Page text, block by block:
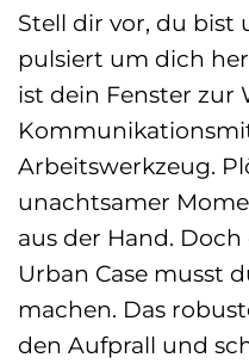
Stell dir vor, du bist
pulsiert um dich
ist dein Fenster zur
Arbeitswerkzeug.
unachtsamer
aus der Hand.
Urban Case musst
machen. Das
den Aufprall und